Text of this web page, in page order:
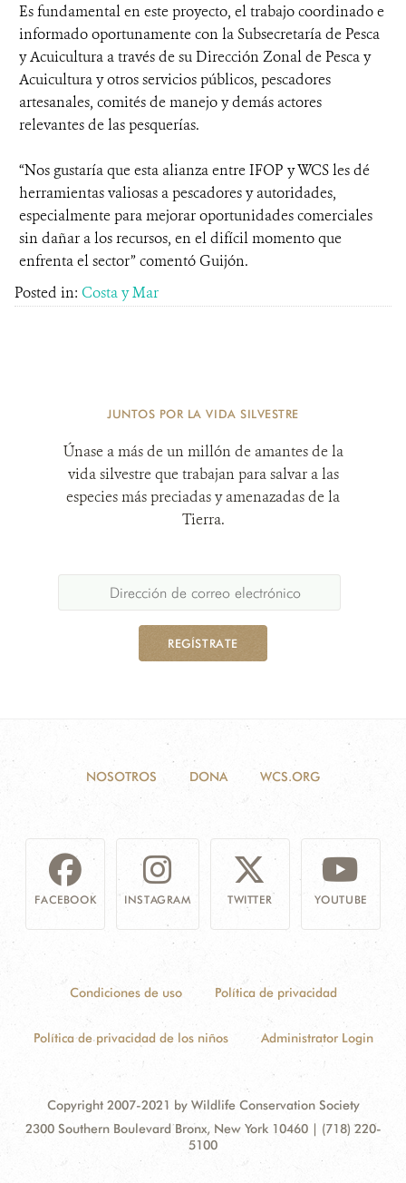
Es fundamental en este proyecto, el trabajo coordinado e
informado oportunamente con la Subsecretaría de Pesca
y Acuicultura a través de su Dirección Zonal de Pesca y
Acuicultura y otros servicios públicos, pescadores
artesanales, comités de manejo y demás actores
relevantes de las pesquerías.
“Nos gustaría que esta alianza entre IFOP y WCS les dé
herramientas valiosas a pescadores y autoridades,
especialmente para mejorar oportunidades comerciales
sin dañar a los recursos, en el difícil momento que
enfrenta el sector” comentó Guijón.
Posted in: Costa y Mar
JUNTOS POR LA VIDA SILVESTRE
Únase a más de un millón de amantes de la
vida silvestre que trabajan para salvar a las
especies más preciadas y amenazadas de la
Tierra.
REGÍSTRATE
NOSOTROS DONA WCS.ORG
FACEBOOK INSTAGRAM TWITTER YOUTUBE
Condiciones de uso Política de privacidad
Política de privacidad de los niños Administrator Login
Copyright 2007-2021 by Wildlife Conservation Society
Contact
Address:
2300 Southern Boulevard Bronx, New York 10460 | (718) 220-
5100